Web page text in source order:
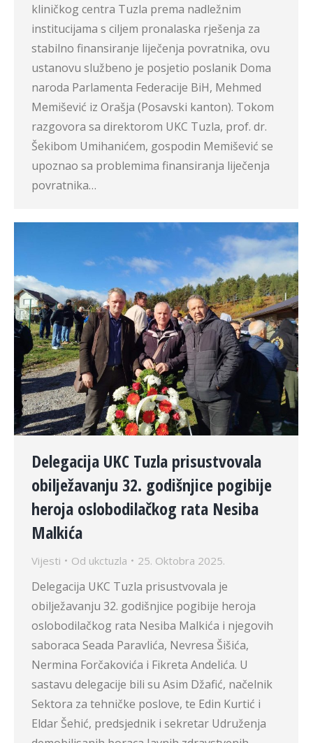
kliničkog centra Tuzla prema nadležnim
institucijama s ciljem pronalaska rješenja za
stabilno finansiranje liječenja povratnika, ovu
ustanovu službeno je posjetio poslanik Doma
naroda Parlamenta Federacije BiH, Mehmed
Memišević iz Orašja (Posavski kanton). Tokom
razgovora sa direktorom UKC Tuzla, prof. dr.
Šekibom Umihanićem, gospodin Memišević se
upoznao sa problemima finansiranja liječenja
povratnika…
Delegacija UKC Tuzla prisustvovala
obilježavanju 32. godišnjice pogibije
heroja oslobodilačkog rata Nesiba
Malkića
Vijesti Od ukctuzla 25. Oktobra 2025.
Delegacija UKC Tuzla prisustvovala je
obilježavanju 32. godišnjice pogibije heroja
oslobodilačkog rata Nesiba Malkića i njegovih
saboraca Seada Paravlića, Nevresa Šišića,
Nermina Forčakovića i Fikreta Andelića. U
sastavu delegacije bili su Asim Džafić, načelnik
Sektora za tehničke poslove, te Edin Kurtić i
Eldar Šehić, predsjednik i sekretar Udruženja